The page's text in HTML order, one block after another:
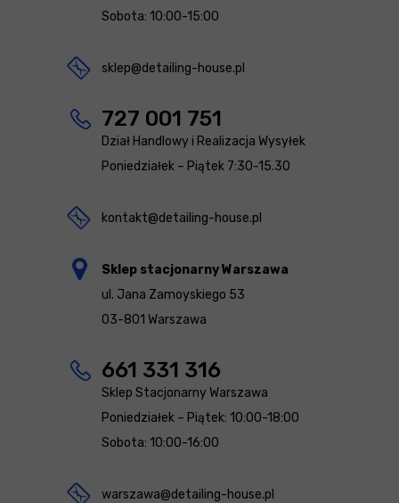
Sobota: 10:00-15:00
sklep@detailing-house.pl
727 001 751
Dział Handlowy i Realizacja Wysyłek
Poniedziałek – Piątek 7:30-15.30
kontakt@detailing-house.pl
Sklep stacjonarny Warszawa
ul. Jana Zamoyskiego 53
03-801 Warszawa
661 331 316
Sklep Stacjonarny Warszawa
Poniedziałek – Piątek: 10:00-18:00
Sobota: 10:00-16:00
warszawa@detailing-house.pl